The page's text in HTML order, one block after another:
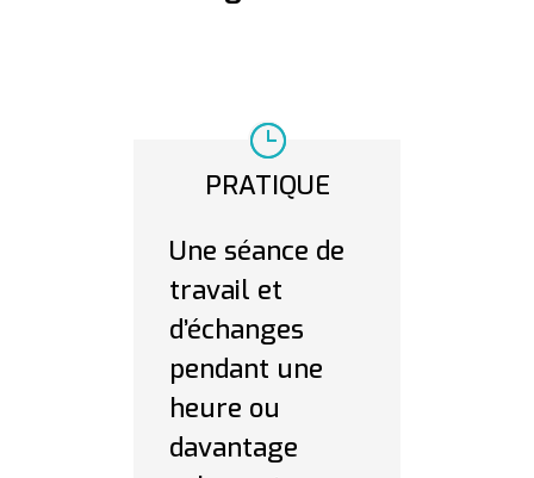
PRATIQUE
Une séance de
travail et
d’échanges
pendant une
heure ou
davantage